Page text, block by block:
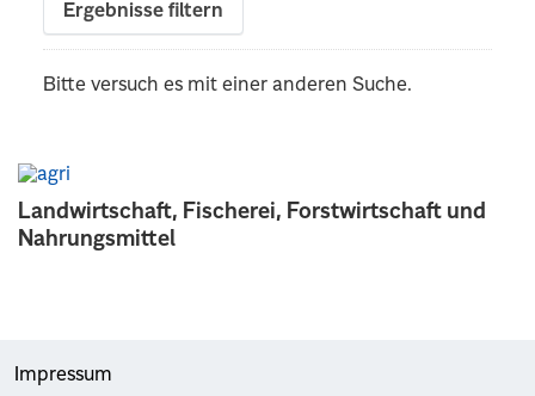
Landwirtschaft, Fischerei, Forstwirtschaft und
Nahrungsmittel
Ergebnisse filtern
Bitte versuch es mit einer anderen Suche.
Impressum